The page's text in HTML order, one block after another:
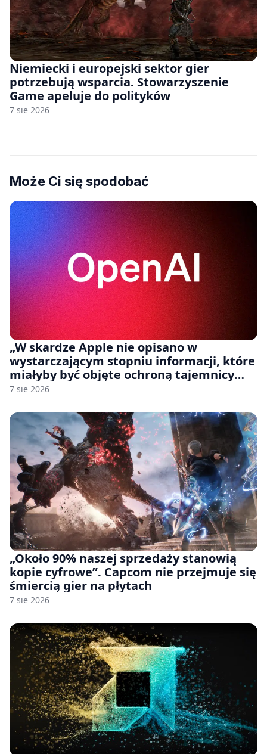
Niemiecki i europejski sektor gier
potrzebują wsparcia. Stowarzyszenie
Game apeluje do polityków
7 sie 2026
Może Ci się spodobać
„W skardze Apple nie opisano w
wystarczającym stopniu informacji, które
miałyby być objęte ochroną tajemnicy
handlowej”. OpenAI żąda odrzucenia
7 sie 2026
„Około 90% naszej sprzedaży stanowią
kopie cyfrowe”. Capcom nie przejmuje się
śmiercią gier na płytach
7 sie 2026